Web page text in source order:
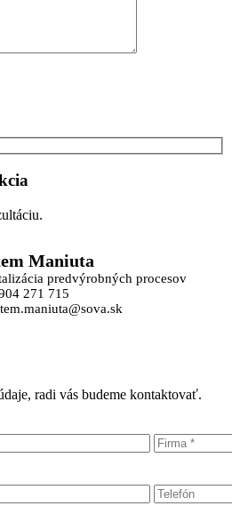
Maniuta
predvýrobných procesov
271 715
radi vás budeme kontaktovať.